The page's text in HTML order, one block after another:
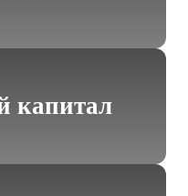
капитал